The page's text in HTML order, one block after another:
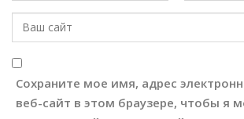
Сохраните мое имя, адрес
веб-сайт в этом браузере, чтобы я